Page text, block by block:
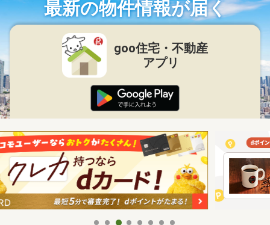
最新の物件情報が届く
goo住宅・不動産
アプリ